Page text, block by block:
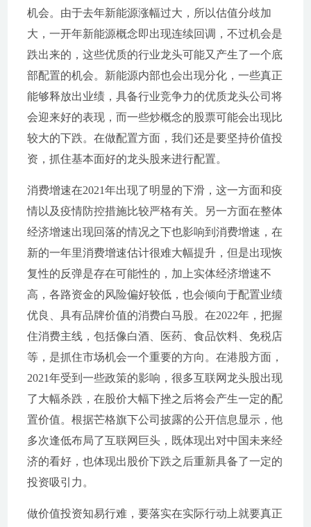
机会。由于去年新能源涨幅过大，所以估值分歧加
大，一开年新能源概念即出现连续回调，不过机会是
跌出来的，这些优质的行业龙头可能又产生了一个底
部配置的机会。新能源内部也会出现分化，一些真正
能够释放出业绩，具备行业竞争力的优质龙头公司将
会迎来好的表现，而一些炒概念的股票可能会出现比
较大的下跌。在做配置方面，我们还是要坚持价值投
资，抓住基本面好的龙头股来进行配置。
消费增速在2021年出现了明显的下滑，这一方面和疫
情以及疫情防控措施比较严格有关。另一方面在整体
经济增速出现回落的情况之下也影响到消费增速，在
新的一年里消费增速估计很难大幅提升，但是出现恢
复性的反弹是存在可能性的，加上实体经济增速不
高，各路资金的风险偏好较低，也会倾向于配置业绩
优良、具有品牌价值的消费白马股。在2022年，把握
住消费主线，包括像白酒、医药、食品饮料、免税店
等，是抓住市场机会一个重要的方向。在港股方面，
2021年受到一些政策的影响，很多互联网龙头股出现
了大幅杀跌，在股价大幅下挫之后将会产生一定的配
置价值。根据芒格旗下公司披露的公开信息显示，他
多次逢低布局了互联网巨头，既体现出对中国未来经
济的看好，也体现出股价下跌之后重新具备了一定的
投资吸引力。
做价值投资知易行难，要落实在实际行动上就要真正